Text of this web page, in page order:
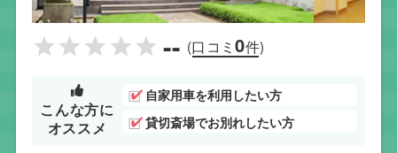
-- (口コミ0件)
こんな方に
オススメ
自家用車を利用したい方
貸切斎場でお別れしたい方